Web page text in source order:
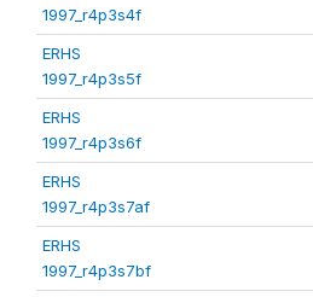
1997_r4p3s4f
ERHS
1997_r4p3s5f
ERHS
1997_r4p3s6f
ERHS
1997_r4p3s7af
ERHS
1997_r4p3s7bf